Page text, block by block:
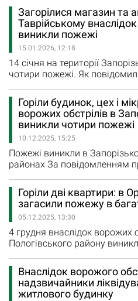
людина загинула, ще четверо
селі Підгірне надзвичайники
влучання на трьох
сталося влучання по
домоволодіння: пошкоджено
Загорілися магазин та
Таврійському
виникли пожежі
15.01.2026, 12:18
14 січня на території
чотири пожежі. Як
Таврійське рятувальники
влучань за двома
загасили займання
іншою адресою горів
внаслідок події травмовано…
Горіли будинок, цех і
ворожих обстрілів в
виникли чотири пожежі
10.12.2025, 15:25
Пожежі виникли в
районах За повідомленням
ліквідували загоряння цеху
на площі 50 кв. м. У селищі
приватний житловий
Преображенка
господарчої…
Горіли дві квартири: в
загасили пожежу в
05.12.2025, 13:30
4 грудня внаслідок ворожих
Пологівського району
Запорізькій області,
в двох квартирах на
багатоповерхового
Внаслідок ворожого
надзвичайники
житлового будинку